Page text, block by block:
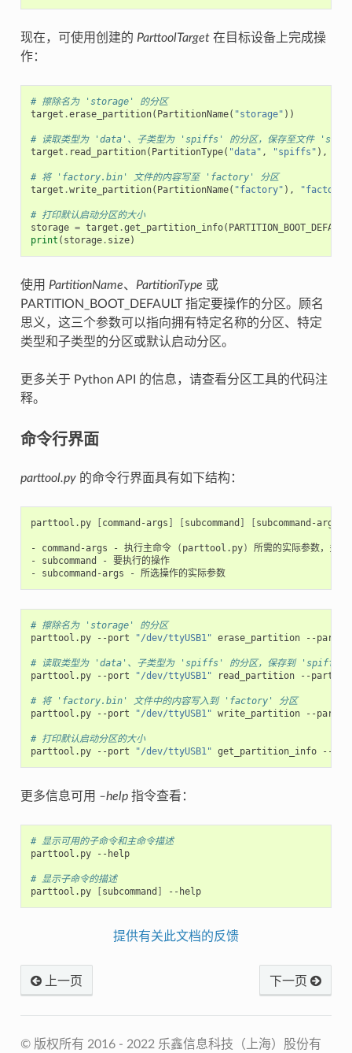
现在，可使用创建的 ParttoolTarget在目标设备上完成操
作：
# 擦除名为 'storage' 的分区
target .erase_partition( PartitionName( "storage" ))
# 读取类型为 'data'、子类型为 'spiffs' 的分区，保存至文件
target . read_partition( PartitionType( "data" , "spiffs" ),
# 将 'factory.bin' 文件的内容写至 'factory' 分区
target .write_partition( PartitionName( "factory" ),
# 打印默认启动分区的大小
storage = target .get_partition_info( PARTITION_BOOT_DEFAULT
print ( storage. size)
使用 PartitionName、 PartitionType 或
PARTITION_BOOT_DEFAULT 指定要操作的分区。顾名
思义，这三个参数可以指向拥有特定名称的分区、特定
类型和子类型的分区或默认启动分区。
更多关于 Python API 的信息，请查看分区工具的代码注
释。
命令行界面
parttool.py的命令行界面具有如下结构：
parttool.py [command-args ] [subcommand ] [subcommand-args
- command-args - 执行主命令 ( parttool.py)
所需的实际参数，多与
- subcommand - 要执行的操作
- subcommand-args - 所选操作的实际参数
# 擦除名为 'storage' 的分区
parttool.py --port
"/dev/ttyUSB1" erase_partition --
# 读取类型为 'data'、子类型为 'spiffs' 的分区，保存到
parttool.py --port
"/dev/ttyUSB1" read_partition --
# 将 'factory.bin' 文件中的内容写入到 'factory' 分区
parttool.py --port
"/dev/ttyUSB1" write_partition --
# 打印默认启动分区的大小
parttool.py --port
"/dev/ttyUSB1"
更多信息可用 –help指令查看：
# 显示可用的子命令和主命令描述
parttool.py --help
# 显示子命令的描述
parttool.py
[subcommand ] --help
提供有关此文档的反馈
上一页 下一页
© 版权所有 2016 - 2022 乐鑫信息科技（上海）股份有